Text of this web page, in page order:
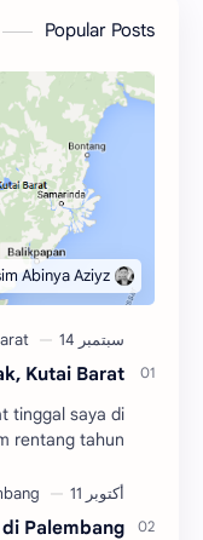
Popular Posts
Transportasi Menuju Melak, Kutai Barat
tinggal saya di
rentang tahun
kecamatan y…
Palembang